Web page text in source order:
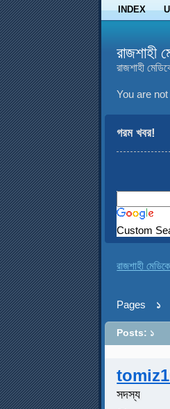
INDEX
রাজশাহী
রাজশাহী
You are
গরম খবর!
Custom
রাজশাহী
Pages ১
Posts: ১
সদস্য